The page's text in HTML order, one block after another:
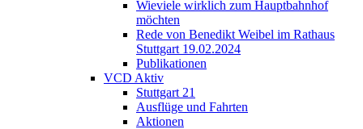
Wieviele wirklich zum Hauptbahnhof
möchten
Rede von Benedikt Weibel im Rathaus
Stuttgart 19.02.2024
Publikationen
VCD Aktiv
Stuttgart 21
Ausflüge und Fahrten
Aktionen